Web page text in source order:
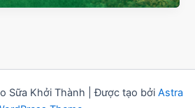
Sữa Khởi Thành | Được tạo bởi Astra